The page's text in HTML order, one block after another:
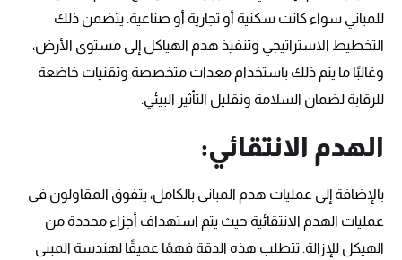
للمباني سواء كانت سكنية أو تجارية أو صناعية. يتضمن ذلك
التخطيط الاستراتيجي وتنفيذ هدم الهياكل إلى مستوى الأرض،
وغالبًا ما يتم ذلك باستخدام معدات متخصصة وتقنيات خاضعة
للرقابة لضمان السلامة وتقليل التأثير البيئي.
الهدم الانتقائي:
بالإضافة إلى عمليات هدم المباني بالكامل، يتفوق المقاولون في
عمليات الهدم الانتقائية حيث يتم استهداف أجزاء محددة من
الهيكل للإزالة. تتطلب هذه الدقة فهمًا عميقًا لهندسة المبنى